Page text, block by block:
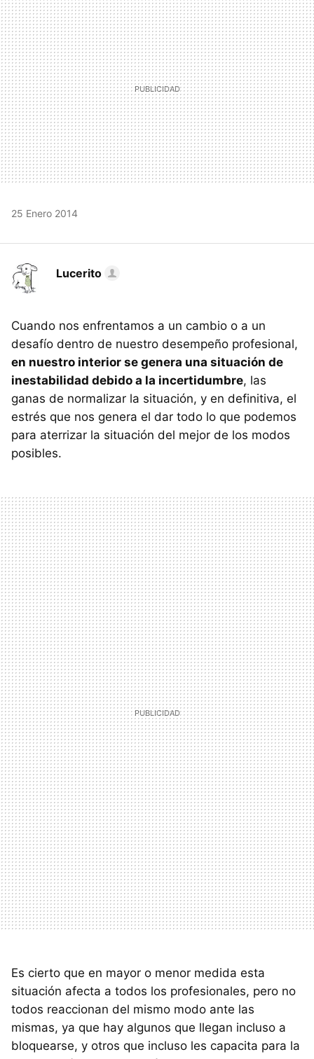
MAIL
25 Enero 2014
Lucerito
Cuando nos enfrentamos a un cambio o a un
desafío dentro de nuestro desempeño profesional,
en nuestro interior se genera una situación de
inestabilidad debido a la incertidumbre, las
ganas de normalizar la situación, y en definitiva, el
estrés que nos genera el dar todo lo que podemos
para aterrizar la situación del mejor de los modos
posibles.
Es cierto que en mayor o menor medida esta
situación afecta a todos los profesionales, pero no
todos reaccionan del mismo modo ante las
mismas, ya que hay algunos que llegan incluso a
bloquearse, y otros que incluso les capacita para la